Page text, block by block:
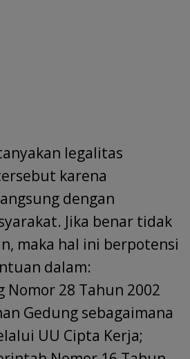
legalitas
karena
dengan
Jika benar tidak
maka hal ini berpotensi
dalam:
Nomor 28 Tahun 2002
Gedung sebagaimana
UU Cipta Kerja;